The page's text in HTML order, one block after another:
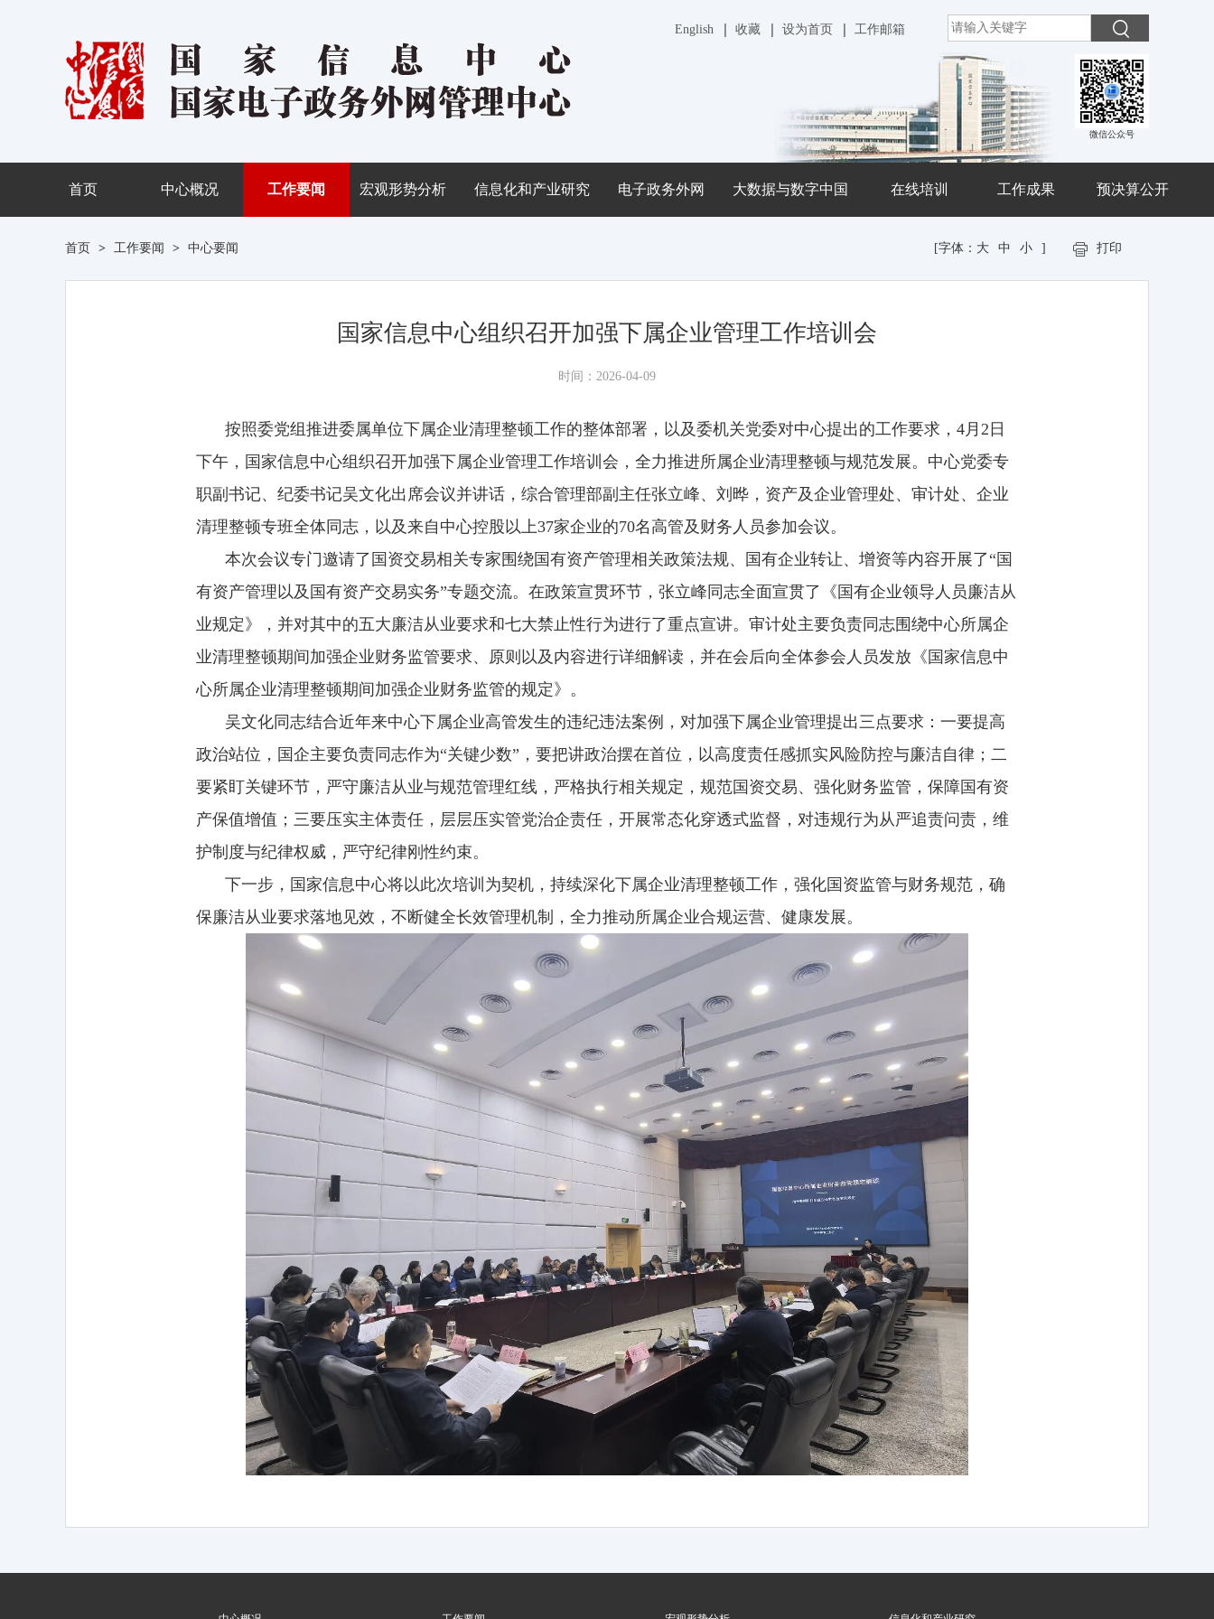
English 收藏 设为首页 工作邮箱
微信公众号
首页 中心概况 工作要闻 宏观形势分析 信息化和产业研究 电子政务外网 大数据与数字中国 在线培训 工作成果 预决算公开
首页 > 工作要闻 > 中心要闻 [字体： 大 中 小 ] 打印
国家信息中心组织召开加强下属企业管理工作培训会
时间：2026-04-09
按照委党组推进委属单位下属企业清理整顿工作的整体部署，以及委机关党委对中心提出的工作要求，4月2日
下午，国家信息中心组织召开加强下属企业管理工作培训会，全力推进所属企业清理整顿与规范发展。中心党委专
职副书记、纪委书记吴文化出席会议并讲话，综合管理部副主任张立峰、刘晔，资产及企业管理处、审计处、企业
清理整顿专班全体同志，以及来自中心控股以上37家企业的70名高管及财务人员参加会议。
本次会议专门邀请了国资交易相关专家围绕国有资产管理相关政策法规、国有企业转让、增资等内容开展了“国
有资产管理以及国有资产交易实务”专题交流。在政策宣贯环节，张立峰同志全面宣贯了《国有企业领导人员廉洁从
业规定》，并对其中的五大廉洁从业要求和七大禁止性行为进行了重点宣讲。审计处主要负责同志围绕中心所属企
业清理整顿期间加强企业财务监管要求、原则以及内容进行详细解读，并在会后向全体参会人员发放《国家信息中
心所属企业清理整顿期间加强企业财务监管的规定》。
吴文化同志结合近年来中心下属企业高管发生的违纪违法案例，对加强下属企业管理提出三点要求：一要提高
政治站位，国企主要负责同志作为“关键少数”，要把讲政治摆在首位，以高度责任感抓实风险防控与廉洁自律；二
要紧盯关键环节，严守廉洁从业与规范管理红线，严格执行相关规定，规范国资交易、强化财务监管，保障国有资
产保值增值；三要压实主体责任，层层压实管党治企责任，开展常态化穿透式监督，对违规行为从严追责问责，维
护制度与纪律权威，严守纪律刚性约束。
下一步，国家信息中心将以此次培训为契机，持续深化下属企业清理整顿工作，强化国资监管与财务规范，确
保廉洁从业要求落地见效，不断健全长效管理机制，全力推动所属企业合规运营、健康发展。